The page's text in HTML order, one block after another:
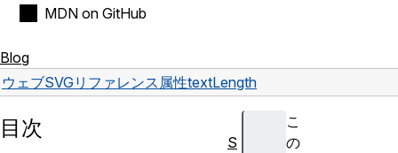
MDN on GitHub
Blog
ウェブSVGリファレンス 属性textLength
こ
の
目次
S